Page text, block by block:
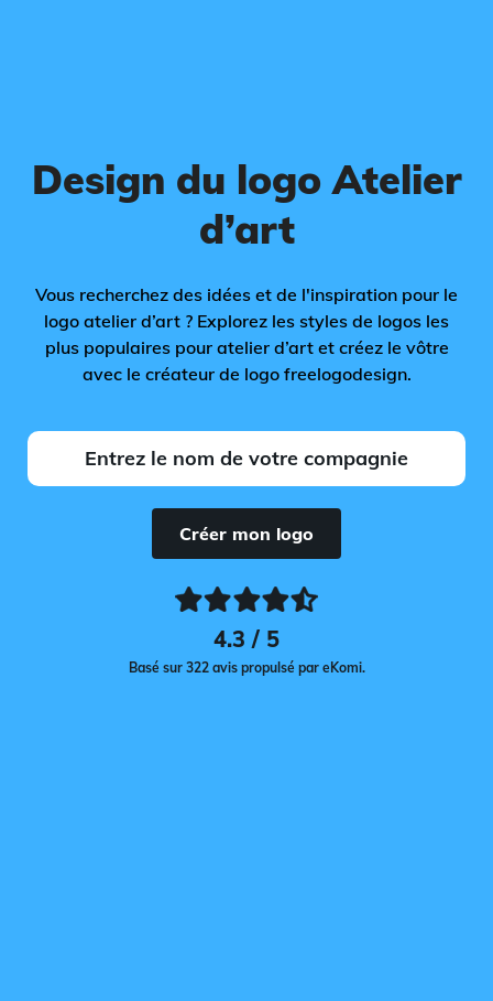
Design du logo Atelier
d’art
Vous recherchez des idées et de l'inspiration pour le
logo atelier d’art ? Explorez les styles de logos les
plus populaires pour atelier d’art et créez le vôtre
avec le créateur de logo freelogodesign.
Créer mon logo
4.3 / 5
Basé sur 322 avis propulsé par eKomi.